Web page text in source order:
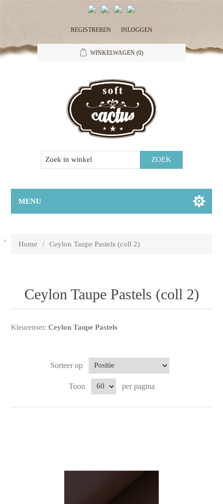
REGISTREREN INLOGGEN
WINKELWAGEN (0)
MENU
Home / Ceylon Taupe Pastels (coll 2)
Ceylon Taupe Pastels (coll 2)
Kleurenset:Ceylon Taupe Pastels
Sorteer op
Toon per pagina